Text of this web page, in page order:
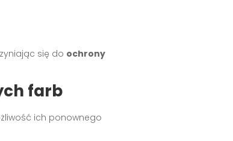
się do ochrony
farb
ich ponownego